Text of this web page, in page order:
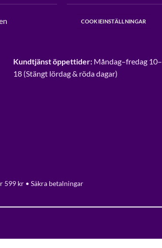
COOKIEINSTÄLLNINGAR
Kundtjänst öppettider: Måndag–fredag 10–
18 (Stängt lördag & röda dagar)
kr • Säkra betalningar